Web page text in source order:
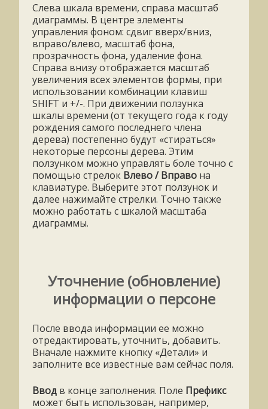
Слева шкала времени, справа масштаб
диаграммы. В центре элементы
управления фоном: сдвиг вверх/вниз,
вправо/влево, масштаб фона,
прозрачность фона, удаление фона.
Справа внизу отображается масштаб
увеличения всех элементов формы, при
использовании комбинации клавиш
SHIFT и +/-. При движении ползунка
шкалы времени (от текущего года к году
рождения самого последнего члена
дерева) постепенно будут «стираться»
некоторые персоны дерева. Этим
ползунком можно управлять боле точно с
помощью стрелок Влево / Вправо на
клавиатуре. Выберите этот ползунок и
далее нажимайте стрелки. Точно также
можно работать с шкалой масштаба
диаграммы.
Уточнение (обновление)
информации о персоне
После ввода информации ее можно
отредактировать, уточнить, добавить.
Вначале нажмите кнопку «Детали» и
заполните все известные вам сейчас поля.
Ввод в конце заполнения. Поле Префикс
может быть использован, например,